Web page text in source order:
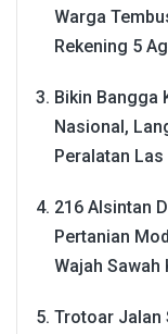
Warga
Rekening 5
Bikin Bangga
Nasional,
Peralatan
216 Alsintan
Pertanian
Wajah Sawah
Trotoar Jalan